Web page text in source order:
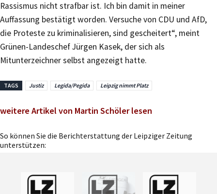
Rassismus nicht strafbar ist. Ich bin damit in meiner
Auffassung bestätigt worden. Versuche von CDU und AfD,
die Proteste zu kriminalisieren, sind gescheitert“, meint
Grünen-Landeschef Jürgen Kasek, der sich als
Mitunterzeichner selbst angezeigt hatte.
TAGS Justiz Legida/Pegida Leipzig nimmt Platz
weitere Artikel von Martin Schöler lesen
So können Sie die Berichterstattung der Leipziger Zeitung
unterstützen: